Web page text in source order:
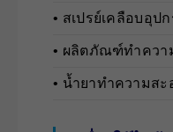
• สเปรย์เคลือบอุป
• ผลิตภัณฑ์ทำควา
• น้ำยาทำความส